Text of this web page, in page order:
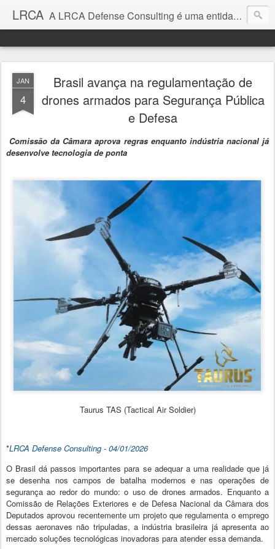
LRCA A LRCA Defense Consulting é uma entidade sem fins lucrativos que se dedica a produzir e divulgar notícias e análises sobre as Empresas de Defesa. Não somos jornalistas e nem este é um blog jornalístico.
JAN
4
Brasil avança na regulamentação de
drones armados para Segurança Pública
e Defesa
Comissão da Câmara aprova regras enquanto indústria nacional já
desenvolve tecnologia de ponta
Taurus TAS (Tactical Air Soldier)
*LRCA Defense Consulting - 04/01/2026
O Brasil dá passos importantes para se adequar a uma realidade que já
se desenha nos campos de batalha modernos e nas operações de
segurança ao redor do mundo: o uso de drones armados. Enquanto a
Comissão de Relações Exteriores e de Defesa Nacional da Câmara dos
Deputados aprovou recentemente um projeto que regulamenta o emprego
dessas aeronaves não tripuladas, a indústria brasileira já apresenta ao
mercado soluções tecnológicas inovadoras para atender essa demanda.